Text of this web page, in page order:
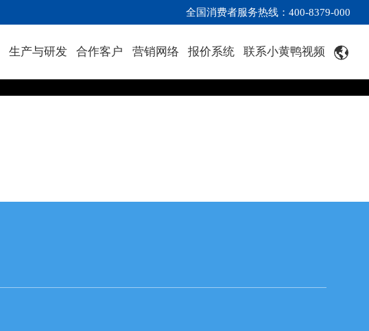
全国消费者服务热线：400-8379-000
生产与研发 合作客户 营销网络 报价系统 联系小黄鸭视频